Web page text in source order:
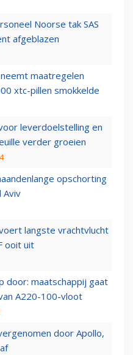
Noorse tak SAS
afgeblazen
maatregelen
xtc-pillen smokkelde
leverdoelstelling en
verder groeien
opschorting
Aviv
langste vrachtvlucht
ooit uit
door: maatschappij gaat
A220-100-vloot
door Apollo,